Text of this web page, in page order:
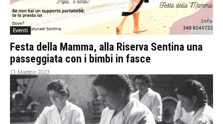
Eventi
Festa della Mamma, alla Riserva Sentina una
passeggiata con i bimbi in fasce
11 Maggio 2023